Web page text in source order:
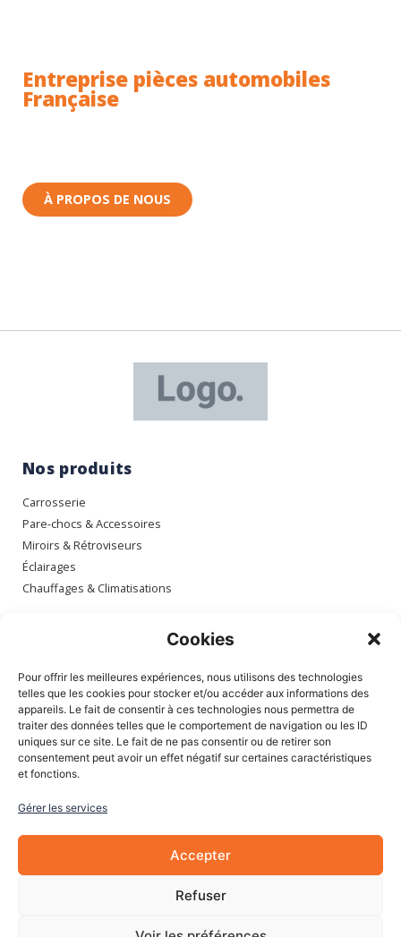
Cookies
Pour offrir les meilleures expériences, nous utilisons des technologies
telles que les cookies pour stocker et/ou accéder aux informations des
appareils. Le fait de consentir à ces technologies nous permettra de
traiter des données telles que le comportement de navigation ou les ID
uniques sur ce site. Le fait de ne pas consentir ou de retirer son
consentement peut avoir un effet négatif sur certaines caractéristiques
et fonctions.
Gérer les services
Accepter
Refuser
Entreprise pièces automobiles
Française
À PROPOS DE NOUS
Nos produits
Carrosserie
Pare-chocs & Accessoires
Miroirs & Rétroviseurs
Éclairages
Chauffages & Climatisations
Mon compte
Mes commandes
Mes adresses
Mon panier
Informations
À Propos de nous
Blog
Mentions légales